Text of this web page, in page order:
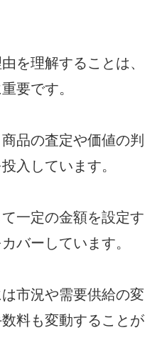
を理解することは、
要です。
品の査定や価値の判
入しています。
一定の金額を設定す
バーしています。
市況や需要供給の変
料も変動することが